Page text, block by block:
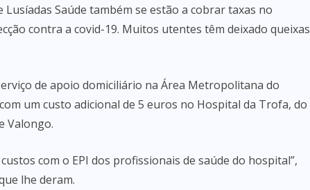
Saúde também se estão a cobrar taxas no
contra a covid-19. Muitos utentes têm deixado queixas
de apoio domiciliário na Área Metropolitana do
um custo adicional de 5 euros no Hospital da Trofa, do
Valongo.
com o EPI dos profissionais de saúde do hospital”,
lhe deram.